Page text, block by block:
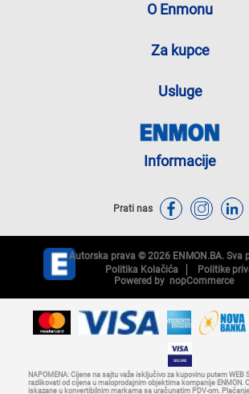
O Enmonu
Za kupce
Usluge
Informacije
Prati nas
Autorska prava © 2026 ENMON.BA. Sva
Politika Kolačića
Politike
Powered by nopCommerce
NAPOMENA: Cijene na sajtu važe isključivo za kupovinu putem WEB
razlikovati od cijena u maloprodajnim objektima kompanije ENMON.
iskazane u konvertibilnim markama sa uračunatim PDV-om.